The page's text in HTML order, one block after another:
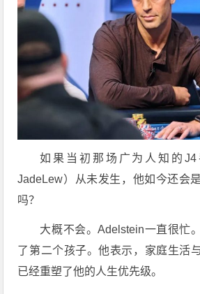
如果当初那场广为人知的J4
JadeLew）从未发生，他如今还会
吗？
大概不会。Adelstein一直很忙
了第二个孩子。他表示，家庭生活
已经重塑了他的人生优先级。